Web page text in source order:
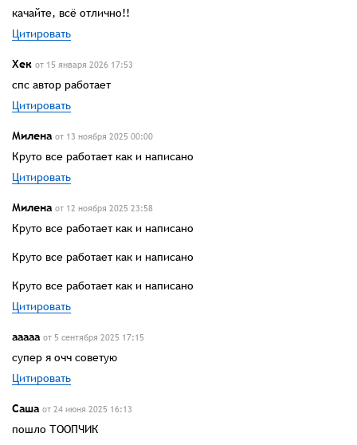
качайте, всё отлично!!
Цитировать
Хек от 15 января 2026 17:53
спс автор работает
Цитировать
Милена от 13 ноября 2025 00:00
Круто все работает как и написано
Цитировать
Милена от 12 ноября 2025 23:58
Круто все работает как и написано
Круто все работает как и написано
Круто все работает как и написано
Цитировать
ааааа от 5 сентября 2025 17:15
супер я очч советую
Цитировать
Саша от 24 июня 2025 16:13
пошло ТООПЧИК